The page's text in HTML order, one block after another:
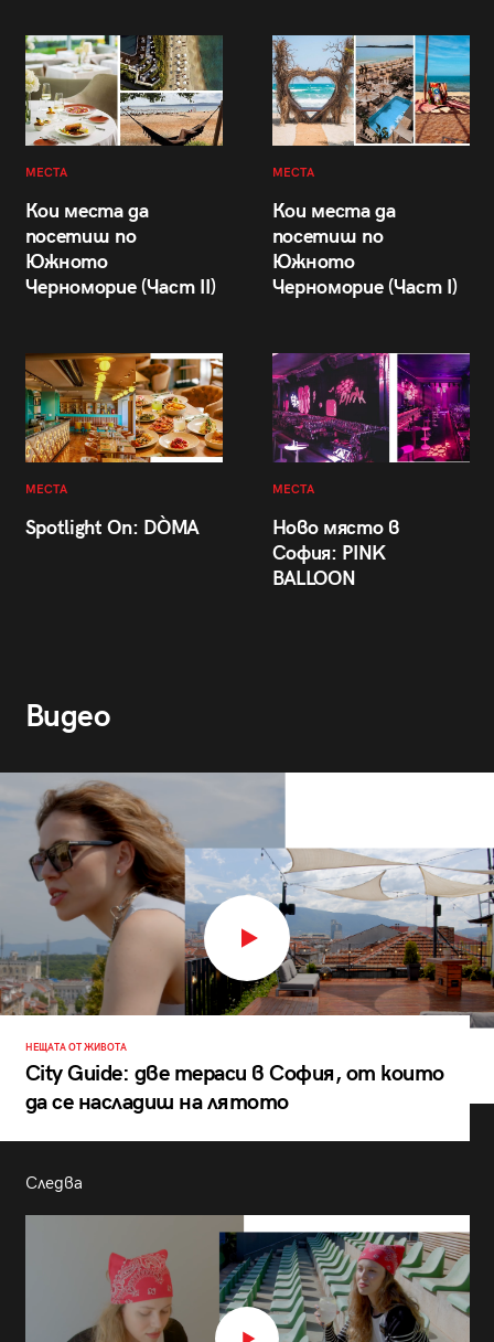
МЕСТА
Кои места да
посетиш по
Южното
Черноморие (Част II)
МЕСТА
Кои места да
посетиш по
Южното
Черноморие (Част I)
МЕСТА
Spotlight On: DÒMA
МЕСТА
Ново място в
София: PINK
BALLOON
Видео
НЕЩАТА ОТ ЖИВОТА
City Guide: две тераси в София, от които
да се насладиш на лятото
Следва